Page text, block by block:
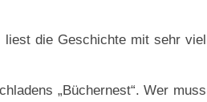
die Geschichte mit sehr viel
„Büchernest“. Wer muss